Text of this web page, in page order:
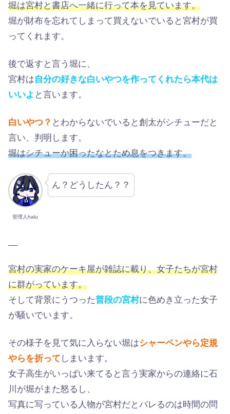
堀は宮村と書店へ一緒に行って本を見ています。
堀が財布を忘れてしまって買えないでいると宮村が買
ってくれます。
後で返すと言う堀に、
宮村は自分の好きな白いやつを作ってくれたら本代は
いいよ と言います。
白いやつ？ とわからないでいると創太がシチューだと
言い、判明します。
堀はシチューか困ったなとため息をつきます。
管理人halu
ん？どうしたん？？
宮村の実家のケーキ屋が雑誌に載り、女子たちが宮村
に群がっています。
そして背景にうつった普段の宮村に色めき立った女子
が騒いでいます。
その様子を見て気に入らない堀はシャーペンやら定規
やらを折って しまいます。
女子高生がいっぱい来てると言う実家からの連絡に石
川が堀がまた怒るし、
写真に写っている人物が宮村だとバレるのは時間の問